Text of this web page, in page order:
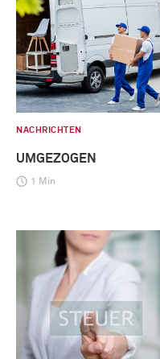
NACHRICHTEN
UMGEZOGEN
1 Min